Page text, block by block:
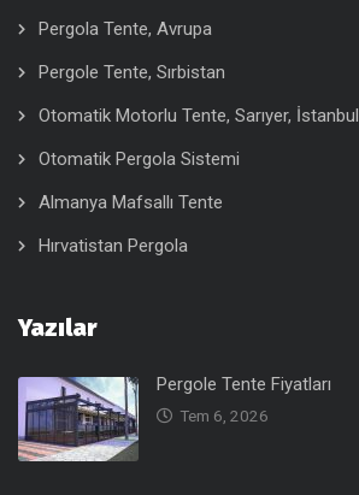
Pergola Tente, Avrupa
Pergole Tente, Sırbistan
Otomatik Motorlu Tente, Sarıyer, İstanbul
Otomatik Pergola Sistemi
Almanya Mafsallı Tente
Hırvatistan Pergola
Yazılar
Pergole Tente Fiyatları
Tem 6, 2026